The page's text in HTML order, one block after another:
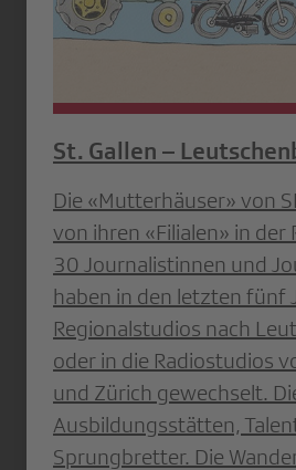
St. Gallen –
Die «Mutterhäuser» von
von ihren «Filialen» in der
30 Journalistinnen und
haben in den letzten fünf
Regionalstudios nach
oder in die Radiostudios
und Zürich gewechselt.
Ausbildungsstätten,
Sprungbretter. Die